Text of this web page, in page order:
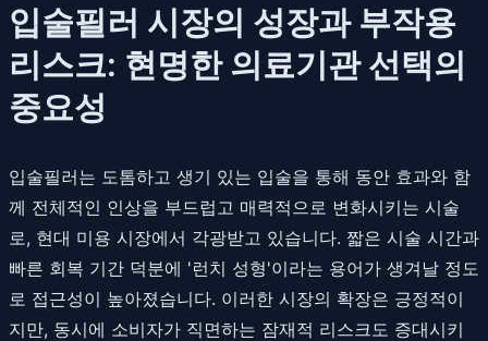
입술필러 시장의 성장과 부작용
리스크: 현명한 의료기관 선택의
중요성
입술필러는 도톰하고 생기 있는 입술을 통해 동안 효과와 함
께 전체적인 인상을 부드럽고 매력적으로 변화시키는 시술
로, 현대 미용 시장에서 각광받고 있습니다. 짧은 시술 시간과
빠른 회복 기간 덕분에 '런치 성형'이라는 용어가 생겨날 정도
로 접근성이 높아졌습니다. 이러한 시장의 확장은 긍정적이
지만, 동시에 소비자가 직면하는 잠재적 리스크도 증대시키